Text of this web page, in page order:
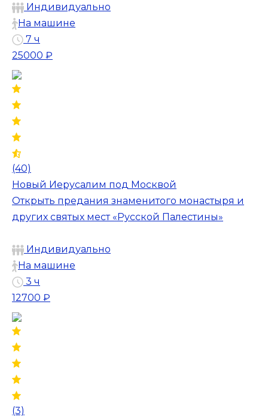
Индивидуально
На машине
7 ч
25000 ₽
(40)
Новый Иерусалим под Москвой
Открыть предания знаменитого монастыря и
других святых мест «Русской Палестины»
Индивидуально
На машине
3 ч
12700 ₽
(3)